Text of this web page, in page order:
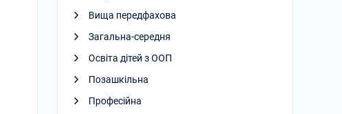
Вища передфахова
Загальна-середня
Освіта дітей з ООП
Позашкільна
Професійна